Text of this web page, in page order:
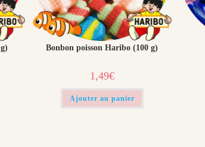
Bonbon poisson Haribo (100 g)​
1,49€
Ajouter au panier